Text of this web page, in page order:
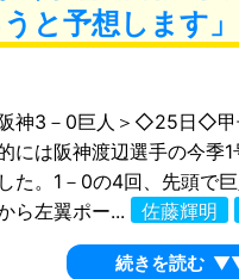
と予想します」
神3－0巨人＞◇25日◇甲
には阪神渡辺選手の今季
た。1－0の4回、先頭で
ら左翼ポー...
佐藤輝明
続きを読む